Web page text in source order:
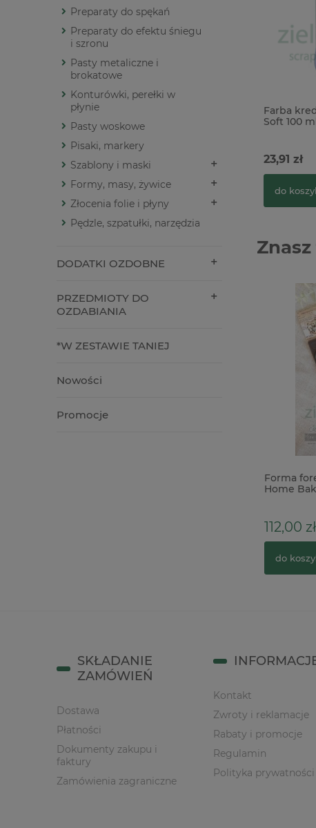
Preparaty do spękań
Preparaty do efektu śniegu
i szronu
Pasty metaliczne i
brokatowe
Konturówki, perełki w
płynie
Pasty woskowe
Pisaki, markery
Szablony i maski
Formy, masy, żywice
Złocenia folie i płyny
Pędzle, szpatułki, narzędzia
DODATKI OZDOBNE
PRZEDMIOTY DO
OZDABIANIA
*W ZESTAWIE TANIEJ
Nowości
Promocje
Farba
Soft 100
23,91 zł
do
Znasz
Forma
Home
112,00 zł
do
SKŁADANIE
ZAMÓWIEŃ
Dostawa
Płatności
Dokumenty zakupu i
faktury
Zamówienia zagraniczne
Kontakt
Zwroty i reklamacje
Rabaty i promocje
Regulamin
Polityka prywatności